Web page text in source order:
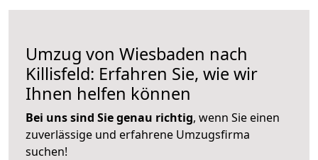
Umzug von Wiesbaden nach
Killisfeld: Erfahren Sie, wie wir
Ihnen helfen können
Bei uns sind Sie genau richtig, wenn Sie einen
zuverlässige und erfahrene Umzugsfirma
suchen!